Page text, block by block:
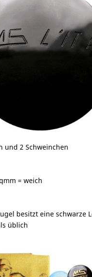
und 2 Schweinchen
= weich
besitzt eine schwarze
üblich